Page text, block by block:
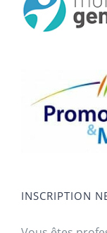
INSCRIPTION